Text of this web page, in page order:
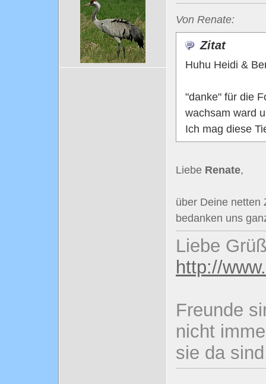
Von Renate:
Zitat
Huhu Heidi &
"danke" für die
wachsam ward
Ich mag diese
Liebe Renate,
über Deine netten
bedanken uns
Liebe
http://
Freunde
nicht
sie da